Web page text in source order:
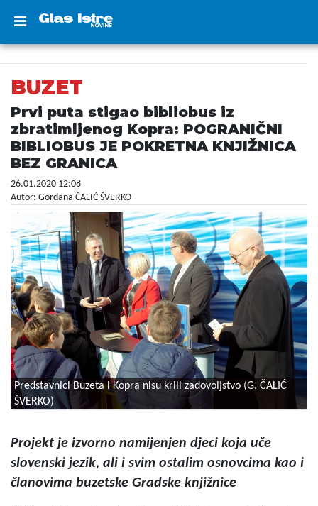
BUZET
Prvi puta stigao bibliobus iz
zbratimljenog Kopra: POGRANIČNI
BIBLIOBUS JE POKRETNA KNJIŽNICA
BEZ GRANICA
26.01.2020 12:08
Autor: Gordana ČALIĆ ŠVERKO
Predstavnici Buzeta i Kopra nisu krili zadovoljstvo (G. ČALIĆ
ŠVERKO)
Projekt je izvorno namijenjen djeci koja uče
slovenski jezik, ali i svim ostalim osnovcima kao i
članovima buzetske Gradske knjižnice